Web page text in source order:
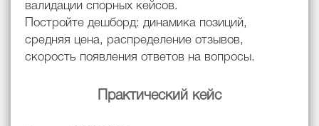
валидации спорных кейсов.
Постройте дешборд: динамика позиций,
средняя цена, распределение отзывов,
скорость появления ответов на вопросы.
Практический кейс